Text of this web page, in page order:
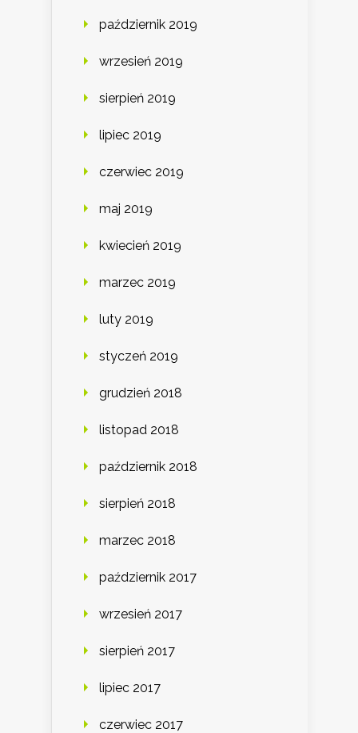
październik 2019
wrzesień 2019
sierpień 2019
lipiec 2019
czerwiec 2019
maj 2019
kwiecień 2019
marzec 2019
luty 2019
styczeń 2019
grudzień 2018
listopad 2018
październik 2018
sierpień 2018
marzec 2018
październik 2017
wrzesień 2017
sierpień 2017
lipiec 2017
czerwiec 2017